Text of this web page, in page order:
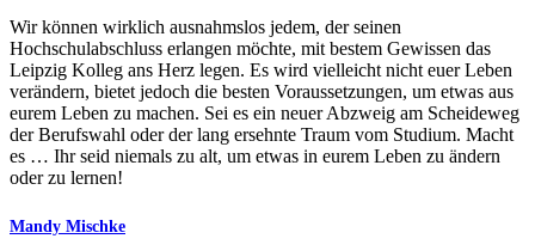
Wir können wirklich ausnahmslos jedem, der seinen
Hochschulabschluss erlangen möchte, mit bestem Gewissen das
Leipzig Kolleg ans Herz legen. Es wird vielleicht nicht euer Leben
verändern, bietet jedoch die besten Voraussetzungen, um etwas aus
eurem Leben zu machen. Sei es ein neuer Abzweig am Scheideweg
der Berufswahl oder der lang ersehnte Traum vom Studium. Macht
es … Ihr seid niemals zu alt, um etwas in eurem Leben zu ändern
oder zu lernen!
Mandy Mischke